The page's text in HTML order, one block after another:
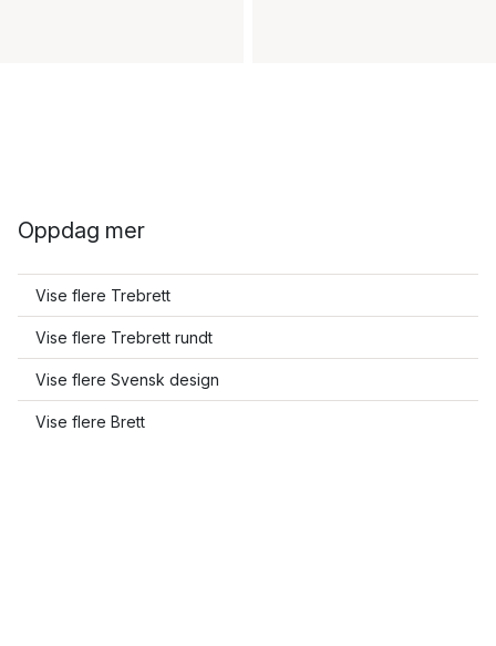
Oppdag mer
Vise flere Trebrett
Vise flere Trebrett rundt
Vise flere Svensk design
Vise flere Brett